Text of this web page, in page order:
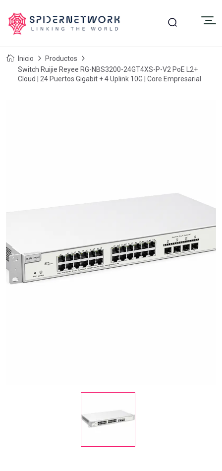
Inicio
Productos
Switch Ruijie Reyee RG-NBS3200-24GT4XS-P-V2 PoE L2+
Cloud | 24 Puertos Gigabit + 4 Uplink 10G | Core Empresarial